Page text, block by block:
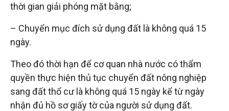
thời gian giải phóng mặt bằng;
– Chuyển mục đích sử dụng đất là không quá 15
ngày.
Theo đó thời hạn để cơ quan nhà nước có thẩm
quyền thực hiện thủ tục chuyển đất nông nghiệp
sang đất thổ cư là không quá 15 ngày kể từ ngày
nhận đủ hồ sơ giấy tờ của người sử dụng đất.